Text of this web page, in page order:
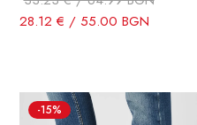
28.12 € / 55.00 BGN
-15%